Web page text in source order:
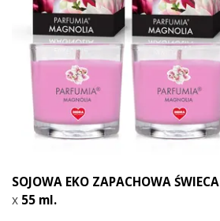
SOJOWA EKO ZAPACHOWA ŚWIECA
x 55 ml.